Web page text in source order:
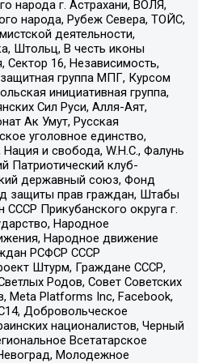
народа г. Астрахани, ВОЛЯ,
народа, Рубеж Севера, ТОЙС,
деятельности,
Штольц, В честь иконы
16, Независимость,
группа МПГ, Курсом
инициативная группа,
Сил Руси, Алля-Аят,
Ак Умут, Русская
уголовное единство,
и свобода, W.H.С., Фалунь
Патриотический клуб-
державный союз, Фонд
защиты прав граждан, Штабы
Прикубанского округа г.
Народное
Народное движение
РСФСР СССР
Штурм, Граждане СССР,
Родов, Совет Советских
Meta Platforms Inc, Facebook,
Добровольческое
националистов, Черный
Всетатарское
Молодежное